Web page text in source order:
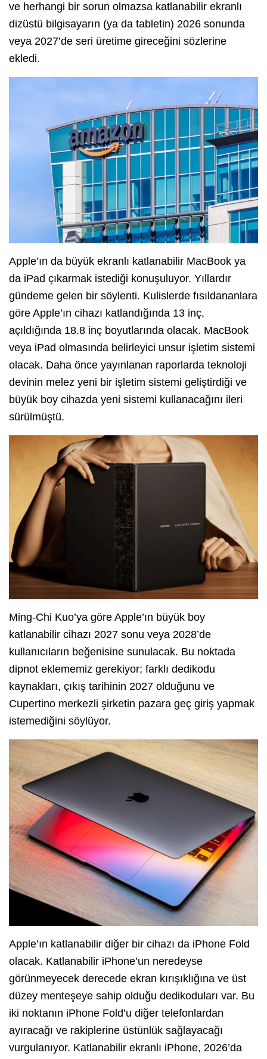
ve herhangi bir sorun olmazsa katlanabilir ekranlı
dizüstü bilgisayarın (ya da tabletin) 2026 sonunda
veya 2027’de seri üretime gireceğini sözlerine
ekledi.
Apple’ın da büyük ekranlı katlanabilir MacBook ya
da iPad çıkarmak istediği konuşuluyor. Yıllardır
gündeme gelen bir söylenti. Kulislerde fısıldananlara
göre Apple’ın cihazı katlandığında 13 inç,
açıldığında 18.8 inç boyutlarında olacak. MacBook
veya iPad olmasında belirleyici unsur işletim sistemi
olacak. Daha önce yayınlanan raporlarda teknoloji
devinin melez yeni bir işletim sistemi geliştirdiği ve
büyük boy cihazda yeni sistemi kullanacağını ileri
sürülmüştü.
Ming-Chi Kuo’ya göre Apple’ın büyük boy
katlanabilir cihazı 2027 sonu veya 2028’de
kullanıcıların beğenisine sunulacak. Bu noktada
dipnot eklememiz gerekiyor; farklı dedikodu
kaynakları, çıkış tarihinin 2027 olduğunu ve
Cupertino merkezli şirketin pazara geç giriş yapmak
istemediğini söylüyor.
Apple’ın katlanabilir diğer bir cihazı da iPhone Fold
olacak. Katlanabilir iPhone’un neredeyse
görünmeyecek derecede ekran kırışıklığına ve üst
düzey menteşeye sahip olduğu dedikoduları var. Bu
iki noktanın iPhone Fold’u diğer telefonlardan
ayıracağı ve rakiplerine üstünlük sağlayacağı
vurgulanıyor. Katlanabilir ekranlı iPhone, 2026’da